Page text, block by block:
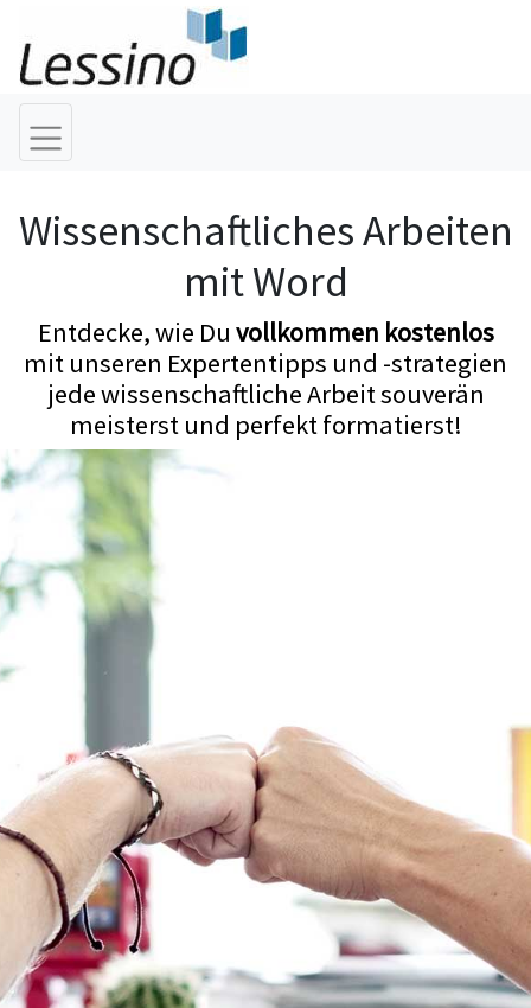
Wissenschaftliches Arbeiten
mit Word
Entdecke, wie Du vollkommen kostenlos
mit unseren Expertentipps und -strategien
jede wissenschaftliche Arbeit souverän
meisterst und perfekt formatierst!